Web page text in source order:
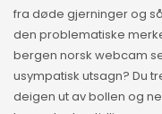
fra døde gjerninger og
den problematiske
bergen norsk webcam
usympatisk utsagn? Du
deigen ut av bollen og